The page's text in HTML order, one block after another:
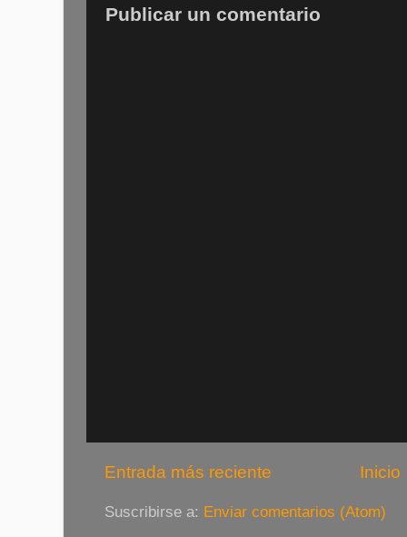
Publicar un comentario
Entrada más reciente Inicio
Suscribirse a: Enviar comentarios (Atom)